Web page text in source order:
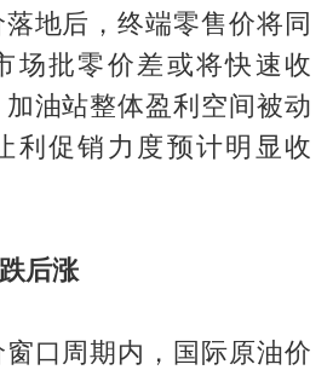
地后，终端零售价将同
场批零价差或将快速收
油站整体盈利空间被动
利促销力度预计明显收
后涨
口周期内，国际原油价